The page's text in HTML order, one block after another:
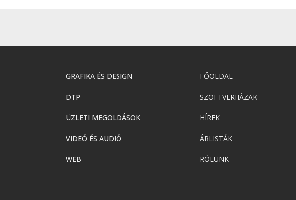
GRAFIKA ÉS DESIGN
DTP
ÜZLETI MEGOLDÁSOK
VIDEÓ ÉS AUDIÓ
WEB
FŐOLDAL
SZOFTVERHÁZAK
HÍREK
ÁRLISTÁK
RÓLUNK